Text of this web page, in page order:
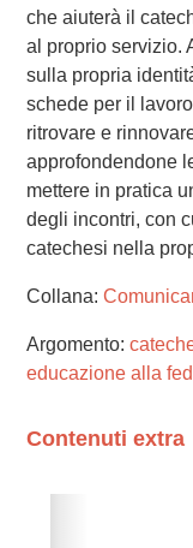
che aiuterà il
al proprio servizio.
sulla propria
schede per il
ritrovare e
approfondendone
mettere in pratica
degli incontri, con
catechesi nella
Collana:
Argomento:
educazione alla
Contenuti extra